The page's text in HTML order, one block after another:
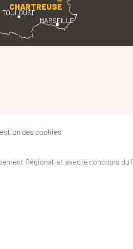
TOULOUSE
MARSEILLE
CHARTREUSE
des cookies
Régional, et avec le concours